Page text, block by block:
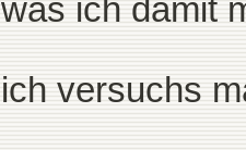
was ich damit
ich versuchs